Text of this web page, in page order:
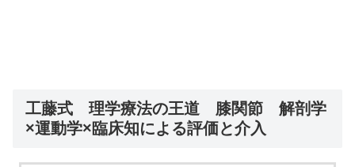
工藤式 理学療法の王道 膝関節 解剖学
×運動学×臨床知による評価と介⼊